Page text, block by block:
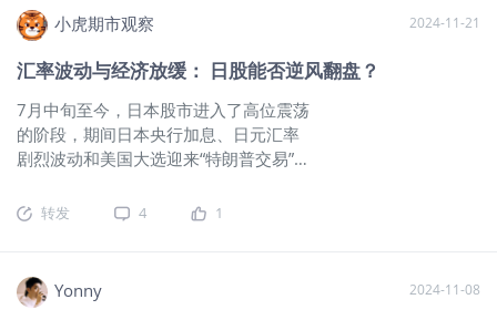
会面临抛售压力。对 A 股的影响资金流动方面：日本央行加息
会改变全球资金流动格局，部分国际资金可能从新兴市场包括
A 股撤走，去寻找收益更好的资产，或者用来偿还日元借款。
但要是 A 股自身经济基本面稳定，企业盈利情况好，也能吸引
一些避险资金流入。贸易关联方面：日本是重要经济体，要是
日本经济因加息受抑制，可能减少从中国进口商品和服务，影
响相关出口企业业绩，A 股相关板块就会有压力。不过日元升
零部件的企业有利。汇率方面：日元升值，人民币相对日元就
25bps，但也不排除延后至3月会议加息的可能性，同时，关于
终点利率，2025年末至2026年上半年，日本央行或将政策利率
提高至1.0%附近。1月会议前瞻日本银行定于2025年1月23日
至24日举行货币政策会议，主要关注点：一、25个基点的加息
预期。据知情人士透露，日本银行此次将把关键短期利率从
0.25%提高到 0.50%，是自去年7月以来的首次加息，也是17年
来最高的利率水平（2008年以来），反映了日本日益增长的通
于自2022年中期以来持续的通胀已经超过了日本银行2%的目
就职演讲包括其关税计划等都在许多市场参
小虎期市观察 2024-11-21
汇率波动与经济放缓： 日股能否逆风翻盘？
7月中旬至今，日本股市进入了高位震荡
的阶段，期间日本央行加息、日元汇率
剧烈波动和美国大选迎来“特朗普交易”等
看，如果特朗普政府带来再通胀和美元
逻辑来看，离不开企业盈利和风险溢
价，这都离不开经济增长的基本面。回
转发 4 1
Yonny 2024-11-08